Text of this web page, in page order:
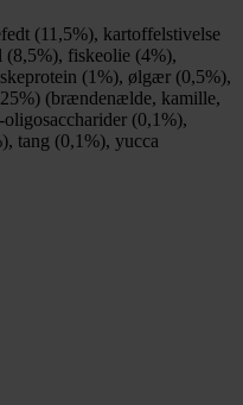
(11,5%), kartoffelstivelse
(8,5%), fiskeolie (4%),
(1%), ølgær (0,5%),
(brændenælde, kamille,
(0,1%),
tang (0,1%), yucca